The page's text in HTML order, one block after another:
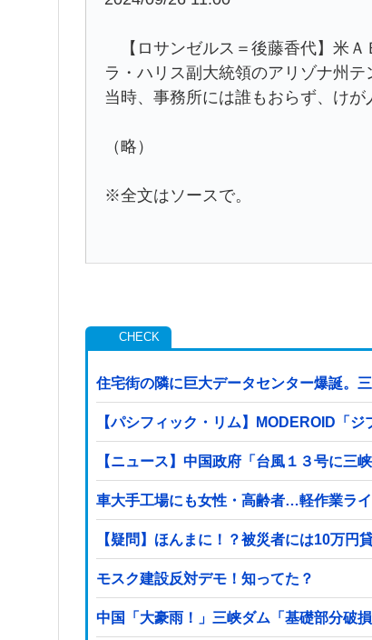
【ロサンゼルス＝後藤香代】米Ａ
ラ・ハリス副大統領のアリゾナ州
当時、事務所には誰もおらず、けが
（略）
※全文はソースで。
住宅街の隣に巨大データセンター爆誕。
【パシフィック・リム】MODEROID「
【ニュース】中国政府「台風１３号に
車大手工場にも女性・高齢者…軽作業ラ
【疑問】ほんまに！？被災者には10万円
モスク建設反対デモ！知ってた？
中国「大豪雨！」三峡ダム「基礎部分破